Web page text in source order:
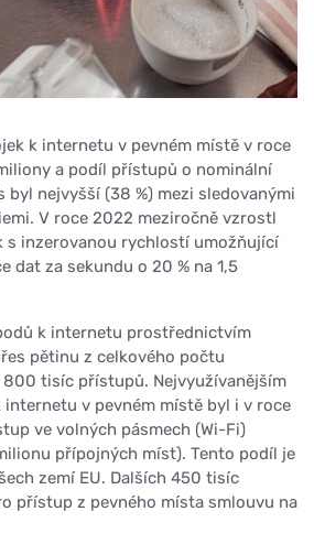
k internetu v pevném místě v roce
a podíl přístupů o nominální
nejvyšší (38 %) mezi sledovanými
V roce 2022 meziročně vzrostl
s inzerovanou rychlostí umožňující
dat za sekundu o 20 % na 1,5
k internetu prostřednictvím
pětinu z celkového počtu
tisíc přístupů. Nejvyužívanějším
v pevném místě byl i v roce
ve volných pásmech (Wi-Fi)
přípojných míst). Tento podíl je
zemí EU. Dalších 450 tisíc
přístup z pevného místa smlouvu na